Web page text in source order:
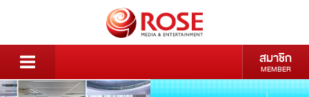
สมาชิก
MEMBER